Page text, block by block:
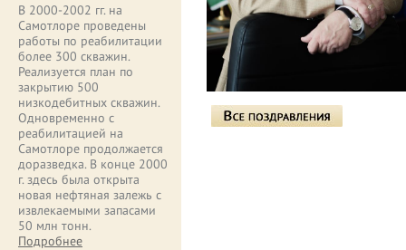
В 2000-2002 гг. на
Самотлоре проведены
работы по реабилитации
более 300 скважин.
Реализуется план по
закрытию 500
низкодебитных скважин.
Одновременно с
реабилитацией на
Самотлоре продолжается
доразведка. В конце 2000
г. здесь была открыта
новая нефтяная залежь с
извлекаемыми запасами
50 млн тонн.
Подробнее